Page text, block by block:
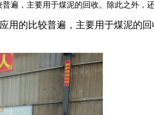
遍，主要用于煤泥的回收。除此之外
用的比较普遍，主要用于煤泥的